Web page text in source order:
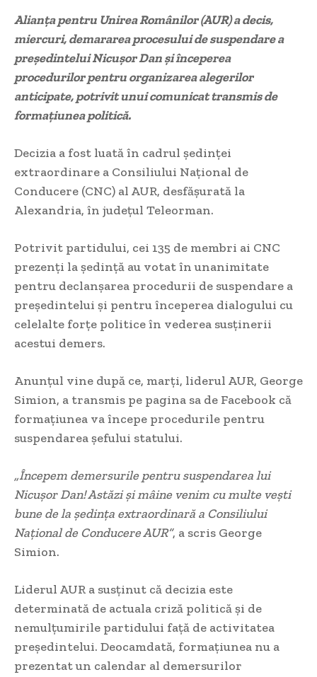
Alianța pentru Unirea Românilor (AUR) a decis,
miercuri, demararea procesului de suspendare a
președintelui Nicușor Dan și începerea
procedurilor pentru organizarea alegerilor
anticipate, potrivit unui comunicat transmis de
formațiunea politică.
Decizia a fost luată în cadrul ședinței
extraordinare a Consiliului Național de
Conducere (CNC) al AUR, desfășurată la
Alexandria, în județul Teleorman.
Potrivit partidului, cei 135 de membri ai CNC
prezenți la ședință au votat în unanimitate
pentru declanșarea procedurii de suspendare a
președintelui și pentru începerea dialogului cu
celelalte forțe politice în vederea susținerii
acestui demers.
Anunțul vine după ce, marți, liderul AUR, George
Simion, a transmis pe pagina sa de Facebook că
formațiunea va începe procedurile pentru
suspendarea șefului statului.
„Începem demersurile pentru suspendarea lui
Nicușor Dan! Astăzi și mâine venim cu multe vești
bune de la ședința extraordinară a Consiliului
Național de Conducere AUR”, a scris George
Simion.
Liderul AUR a susținut că decizia este
determinată de actuala criză politică și de
nemulțumirile partidului față de activitatea
președintelui. Deocamdată, formațiunea nu a
prezentat un calendar al demersurilor